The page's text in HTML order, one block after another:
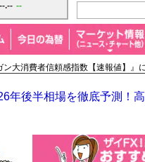
--.-- --
大消費者信頼感指数【速報値】』に
年後半相場を徹底予測！